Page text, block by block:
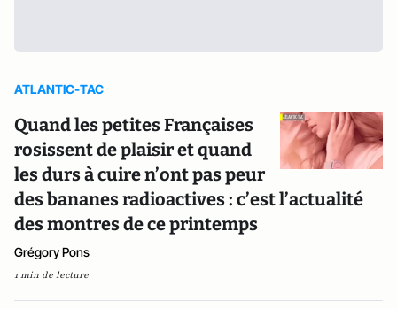
ATLANTIC-TAC
Quand les petites Françaises
rosissent de plaisir et quand
les durs à cuire n’ont pas peur
des bananes radioactives : c’est l’actualité
des montres de ce printemps
Grégory Pons
1 min de lecture